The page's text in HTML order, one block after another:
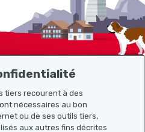
tiers recourent à des
nécessaires au bon
ou de ses outils tiers,
aux autres fins décrites